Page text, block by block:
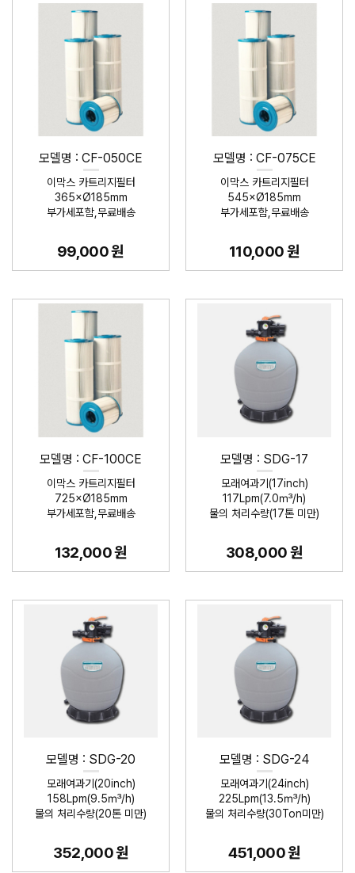
모델명 : CF-050CE
이막스 카트리지필터
365×Ø185mm
부가세포함,무료배송
99,000 원
모델명 : CF-075CE
이막스 카트리지필터
545×Ø185mm
부가세포함,무료배송
110,000 원
모델명 : CF-100CE
이막스 카트리지필터
725×Ø185mm
부가세포함,무료배송
132,000 원
모델명 : SDG-17
모래여과기(17inch)
117Lpm(7.0㎥/h)
물의 처리수량(17톤 미만)
308,000 원
모델명 : SDG-20
모래여과기(20inch)
158Lpm(9.5㎥/h)
물의 처리수량(20톤 미만)
352,000 원
모델명 : SDG-24
모래여과기(24inch)
225Lpm(13.5㎥/h)
물의 처리수량(30Ton미만)
451,000 원